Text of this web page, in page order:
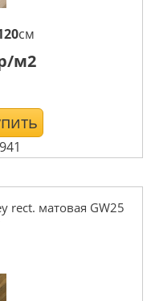
см
м2
rect. матовая GW25